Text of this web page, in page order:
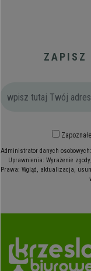
ZAPISZ
Administrator danych
Uprawnienia: Wyrażenie
Prawa: Wgląd, aktualizacja,